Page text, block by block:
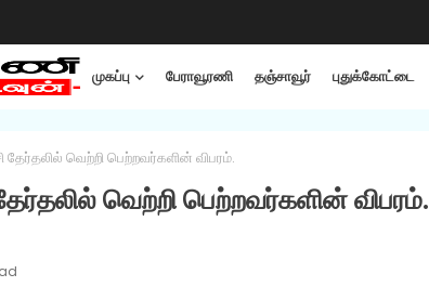
முகப்பு பேராவூரணி தஞ்சாவூர் புதுக்கோட்டை
தேர்தலில் வெற்றி பெற்றவர்களின் விபரம்.
வெற்றி பெற்றவர்களின் விபரம்.